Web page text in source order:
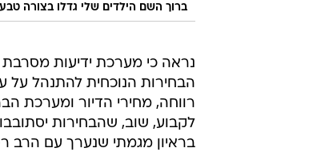
ברוך השם הילדים שלי גדלו בצורה
נראה כי מערכת ידיעות
הבחירות הנוכחית להתנהל על
רווחה, מחירי הדיור ומערכת
לקבוע, שוב, שהבחירות
בראיון מגמתי שנערך עם